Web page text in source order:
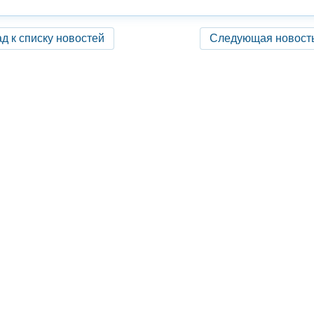
к списку новостей Следующая